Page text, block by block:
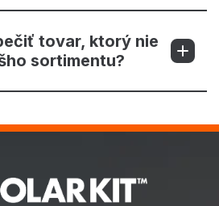
tovar, ktorý nie
sortimentu?